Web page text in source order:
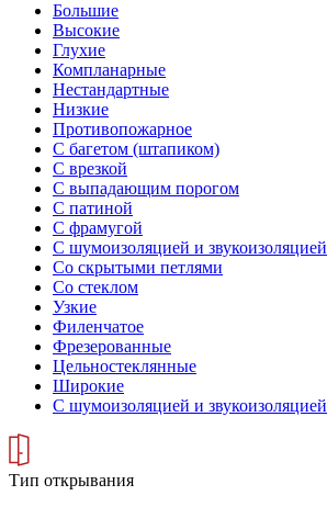
Большие
Высокие
Глухие
Компланарные
Нестандартные
Низкие
Противопожарное
С багетом (штапиком)
С врезкой
С выпадающим порогом
С патиной
С фрамугой
С шумоизоляцией и звукоизоляцией
Со скрытыми петлями
Со стеклом
Узкие
Филенчатое
Фрезерованные
Цельностеклянные
Широкие
С шумоизоляцией и звукоизоляцией
Тип открывания